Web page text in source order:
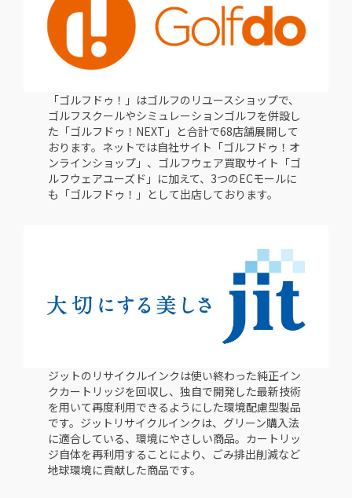
「ゴルフドゥ！」はゴルフのリユースショップで、
ゴルフスクールやシミュレーションゴルフを併設し
た「ゴルフドゥ！NEXT」と合計で68店舗展開して
おります。ネットでは自社サイト「ゴルフドゥ！オ
ンラインショップ」、ゴルフウェア買取サイト「ゴ
ルフウェアユーズド」に加えて、3つのECモールに
も「ゴルフドゥ！」として出店しております。
ジットのリサイクルインクは使い終わった純正イン
クカートリッジを回収し、独自で開発した最新技術
を用いて再度利用できるようにした環境配慮型製品
です。ジットリサイクルインクは、グリーン購入法
に適合している、環境にやさしい商品。カートリッ
ジ自体を再利用することにより、ごみ排出削減など
地球環境に貢献した商品です。